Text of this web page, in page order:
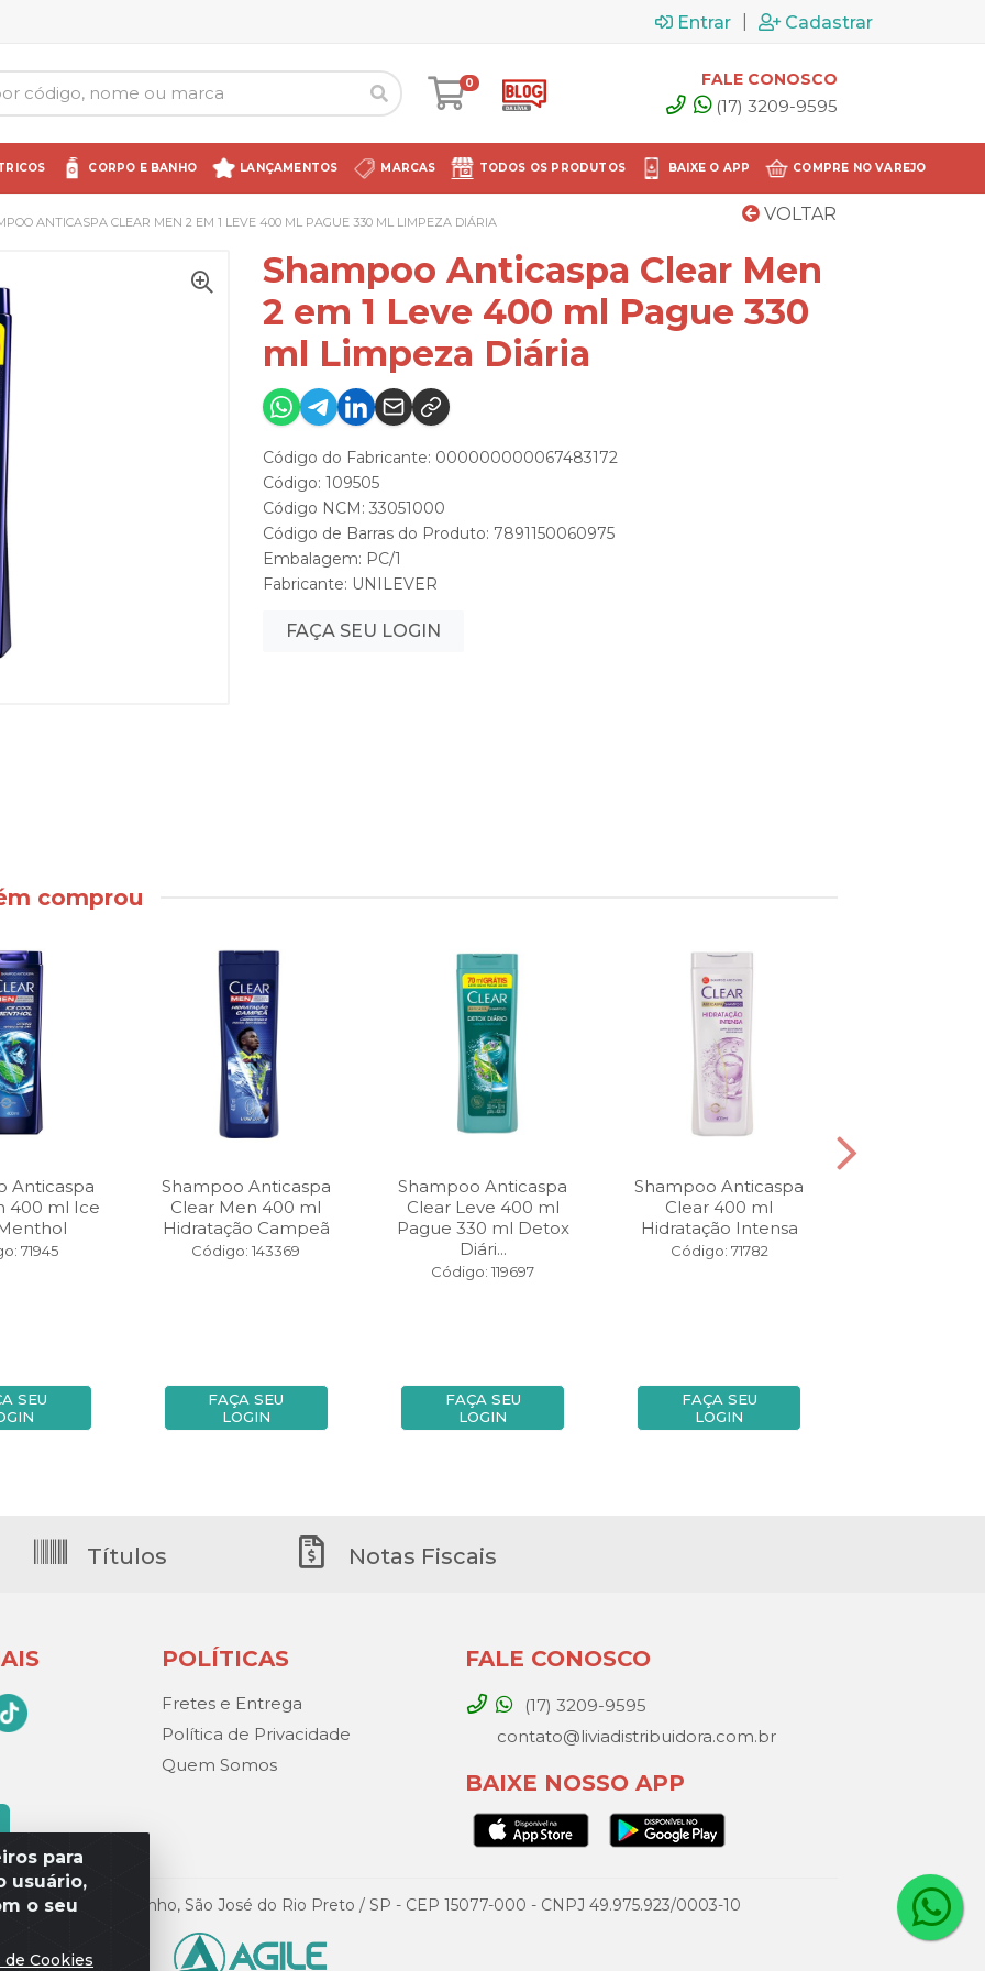
Entrar Cadastrar
0 FALE CONOSCO
(17) 3209-9595
CORPO E BANHO LANÇAMENTOS MARCAS TODOS OS PRODUTOS BAIXE O APP COMPRE NO VAREJO
VOLTAR
ANTICASPA CLEAR MEN 2 EM 1 LEVE 400 ML PAGUE 330 ML LIMPEZA DIÁRIA
Shampoo Anticaspa Clear Men
2 em 1 Leve 400 ml Pague 330
ml Limpeza Diária
Código do Fabricante: 000000000067483172
Código: 109505
Código NCM: 33051000
Código de Barras do Produto: 7891150060975
Embalagem: PC/1
Fabricante: UNILEVER
FAÇA SEU LOGIN
comprou
Anticaspa
400 ml Ice
71945
SEU
Shampoo Anticaspa
Clear Men 400 ml
Hidratação Campeã
Código: 143369
FAÇA SEU
LOGIN
Shampoo Anticaspa
Clear Leve 400 ml
Pague 330 ml Detox
Diári...
Código: 119697
FAÇA SEU
LOGIN
Shampoo Anticaspa
Clear 400 ml
Hidratação Intensa
Código: 71782
FAÇA SEU
LOGIN
para
usuário,
o seu
Cookies
Títulos Notas Fiscais
POLÍTICAS
Fretes e Entrega
Política de Privacidade
Quem Somos
FALE CONOSCO
(17) 3209-9595
contato@liviadistribuidora.com.br
BAIXE NOSSO APP
329 – Vila Toninho, São José do Rio Preto / SP - CEP 15077-000 - CNPJ 49.975.923/0003-10